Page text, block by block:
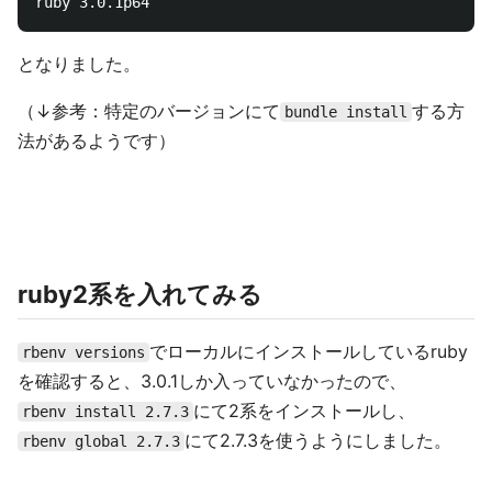
となりました。
（↓参考：特定のバージョンにて bundle install する方
法があるようです）
ruby2系を入れてみる
rbenv versions でローカルにインストールしているruby
を確認すると、3.0.1しか入っていなかったので、
rbenv install 2.7.3 にて2系をインストールし、
rbenv global 2.7.3 にて2.7.3を使うようにしました。